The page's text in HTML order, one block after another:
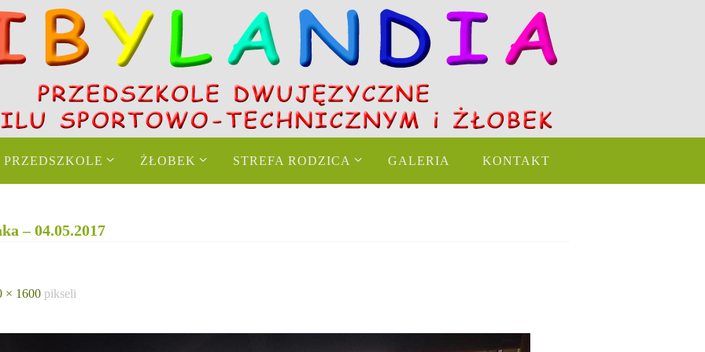
PRZEDSZKOLE ŻŁOBEK STREFA RODZICA GALERIA KONTAKT
– 04.05.2017
× 1600pikseli